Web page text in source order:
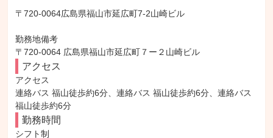
〒720-0064広島県福山市延広町7-2山崎ビル
勤務地備考
〒720-0064 広島県福山市延広町７ー２山崎ビル
アクセス
アクセス
連絡バス 福山徒歩約6分、連絡バス 福山徒歩約6分、連絡バス
福山徒歩約6分
勤務時間
シフト制